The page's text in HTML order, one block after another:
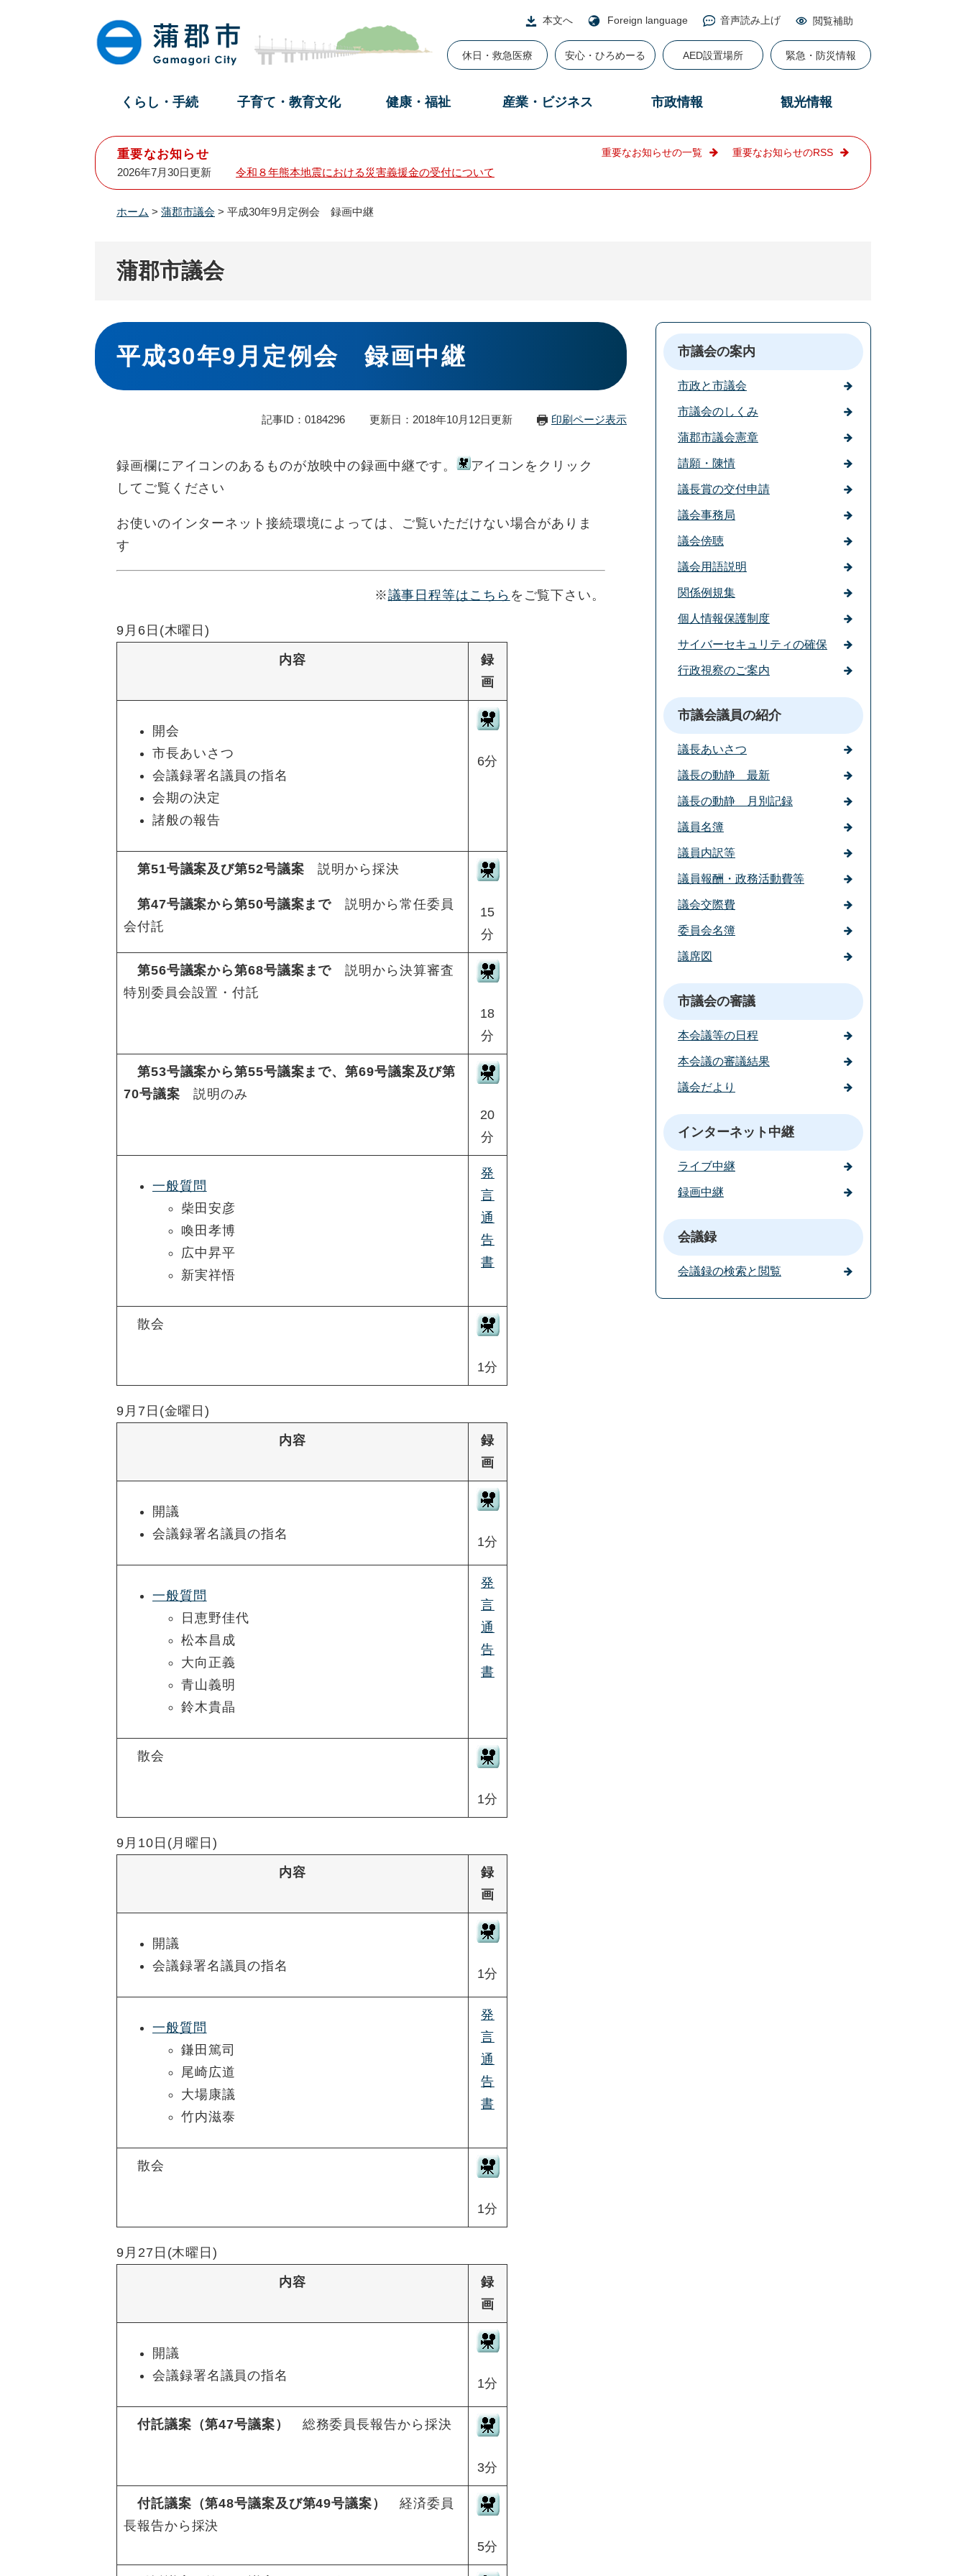
本文へ Foreign language 音声読み上げ 閲覧補助
休日・救急医療 安心・ひろめーる AED設置場所 緊急・防災情報
くらし・手続 子育て・教育文化 健康・福祉 産業・ビジネス 市政情報 観光情報
重要なお知らせ
2026年7月30日更新 令和８年熊本地震における災害義援金の受付について
重要なお知らせの一覧 重要なお知らせのRSS
ホーム > 蒲郡市議会 > 平成30年9月定例会 録画中継
蒲郡市議会
本
文
平成30年9月定例会 録画中継
記事ID：0184296 更新日：2018年10月12日更新 印刷ページ表示
録画欄にアイコンのあるものが放映中の録画中継です。
アイコンをクリック
してご覧ください
お使いのインターネット接続環境によっては、ご覧いただけない場合がありま
す
※議事日程等はこちら をご覧下さい。
9月6日(木曜日)
内容
録
画
開会
市長あいさつ
会議録署名議員の指名
会期の決定
諸般の報告
6分
第51号議案及び第52号議案説明から採決
第47号議案から第50号議案まで 説明から常任委員
会付託
15
分
第56号議案から第68号議案まで 説明から決算審査
特別委員会設置・付託
18
分
第53号議案から第55号議案まで、第69号議案及び第
70号議案 説明のみ
20
分
一般質問
柴田安彦
喚田孝博
広中昇平
新実祥悟
発
言
通
告
書
散会
1分
9月7日(金曜日)
内容
録
画
開議
会議録署名議員の指名
1分
一般質問
日恵野佳代
松本昌成
大向正義
青山義明
鈴木貴晶
発
言
通
告
書
散会
1分
9月10日(月曜日)
内容
録
画
開議
会議録署名議員の指名
1分
一般質問
鎌田篤司
尾崎広道
大場康議
竹内滋泰
発
言
通
告
書
散会
1分
9月27日(木曜日)
内容
録
画
開議
会議録署名議員の指名
1分
付託議案（第47号議案） 総務委員長報告から採決
3分
付託議案（第48号議案及び第49号議案） 経済委員
長報告から採決
5分
市議会の案内
市政と市議会
市議会のしくみ
蒲郡市議会憲章
請願・陳情
議長賞の交付申請
議会事務局
議会傍聴
議会用語説明
関係例規集
個人情報保護制度
サイバーセキュリティの確保
行政視察のご案内
市議会議員の紹介
議長あいさつ
議長の動静 最新
議長の動静 月別記録
議員名簿
議員内訳等
議員報酬・政務活動費等
議会交際費
委員会名簿
議席図
市議会の審議
本会議等の日程
本会議の審議結果
議会だより
インターネット中継
ライブ中継
録画中継
会議録
会議録の検索と閲覧